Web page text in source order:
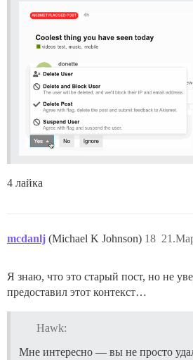
4 лайка
mcdanlj (Michael K Johnson) 18
Я знаю, что это старый пост, но не
предоставил этот контекст…
Hawk:
Мне интересно — вы не просто